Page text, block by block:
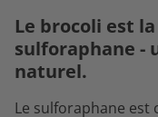
Le brocoli est
sulforaphane -
naturel.
Le sulforaphane est